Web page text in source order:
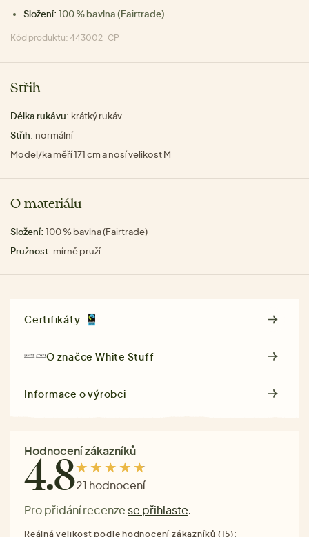
Složení: 100 % bavlna (Fairtrade)
Kód produktu: 443002-CP
Střih
Délka rukávu: krátký rukáv
Střih: normální
Model/ka měří 171 cm a nosí velikost M
O materiálu
Složení: 100 % bavlna (Fairtrade)
Pružnost: mírně pruží
Certifikáty
O značceWhite Stuff
Informace o výrobci
Hodnocení zákazníků
4.821 hodnocení
Pro přidání recenze se přihlaste.
Reálná velikost podle hodnocení zákazníků (15):